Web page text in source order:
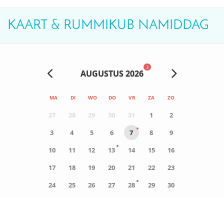
KAART & RUMMIKUB NAMIDDAG
AUGUSTUS 2026
3
MA DI WO DO VR ZA ZO
27 28 29 30 31 1
2
3
4 5 6 7 8
9
10
11 12 13 14 15
16
17
18 19 20 21 22
23
24
25 26 27 28 29
30